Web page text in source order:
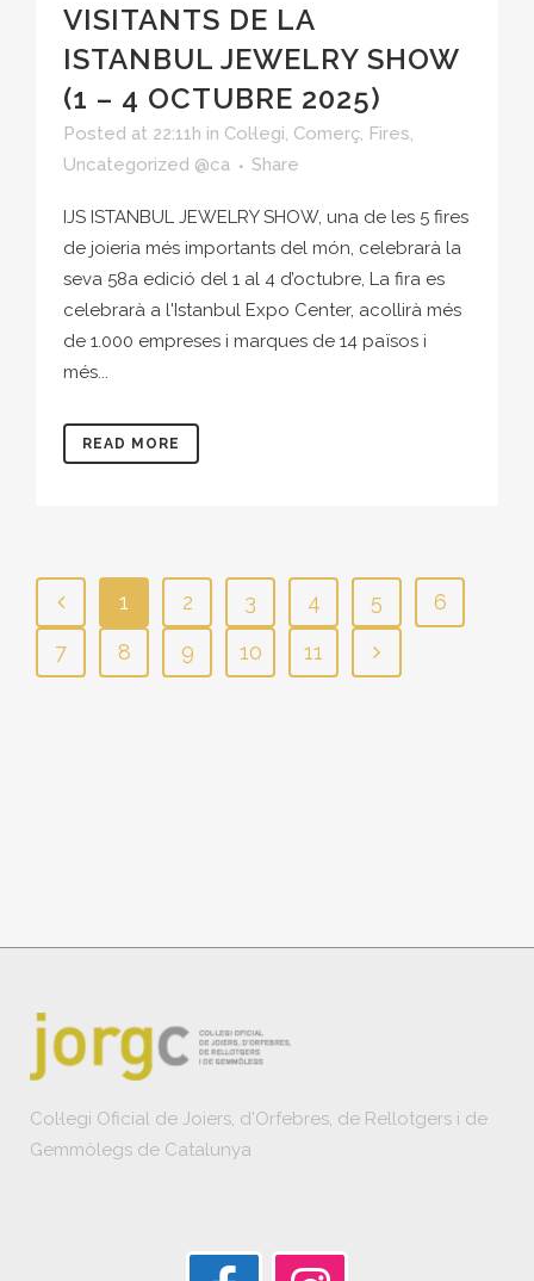
VISITANTS DE LA
ISTANBUL JEWELRY SHOW
(1 – 4 OCTUBRE 2025)
Posted at 22:11h in Col·legi, Comerç, Fires,
Uncategorized @ca
Share
IJS ISTANBUL JEWELRY SHOW, una de les 5 fires
de joieria més importants del món, celebrarà la
seva 58a edició del 1 al 4 d’octubre, La fira es
celebrarà a l'Istanbul Expo Center, acollirà més
de 1.000 empreses i marques de 14 països i
més...
READ MORE
1 2 3 4 5
6
7
8 9 10 11
Col·legi Oficial de Joiers, d'Orfebres, de Rellotgers i de
Gemmòlegs de Catalunya